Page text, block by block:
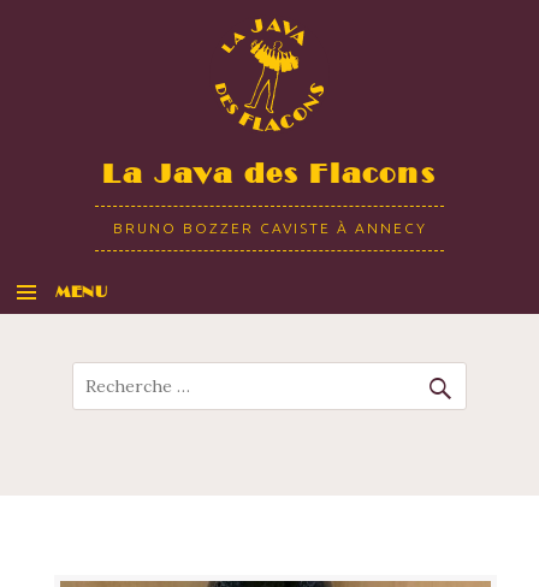
La Java des Flacons
BRUNO BOZZER CAVISTE À ANNECY
MENU
Recherche